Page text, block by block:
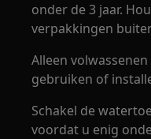
onder de 3 jaar.
verpakkingen
Alleen
gebruiken of
Schakel de
voordat u enig